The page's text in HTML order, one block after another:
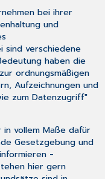
bei ihrer
und
sind verschiedene
haben die
ordnungsmäßigen
Aufzeichnungen und
zum Datenzugriff"
vollem Maße dafür
Gesetzgebung und
-
hier gern